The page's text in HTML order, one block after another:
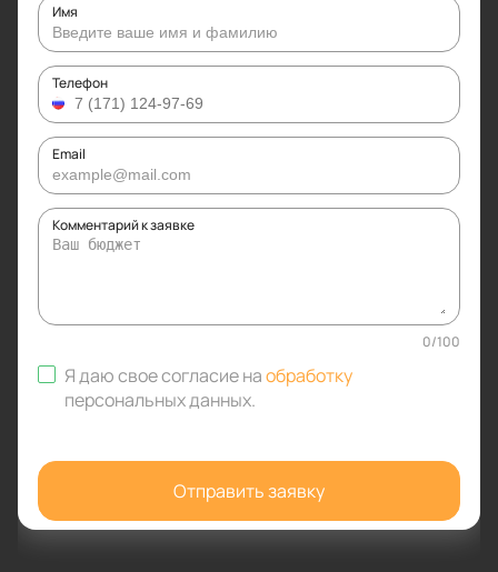
Имя
Телефон
Email
Комментарий к заявке
0/100
Я даю свое согласие наобработку
персональных данных.
Отправить заявку